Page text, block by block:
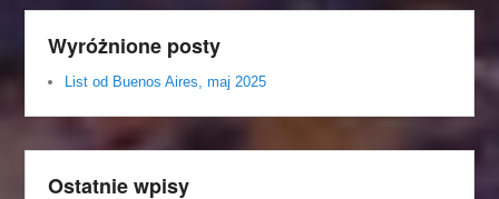
Wyróżnione posty
List od Buenos Aires, maj 2025
Ostatnie wpisy